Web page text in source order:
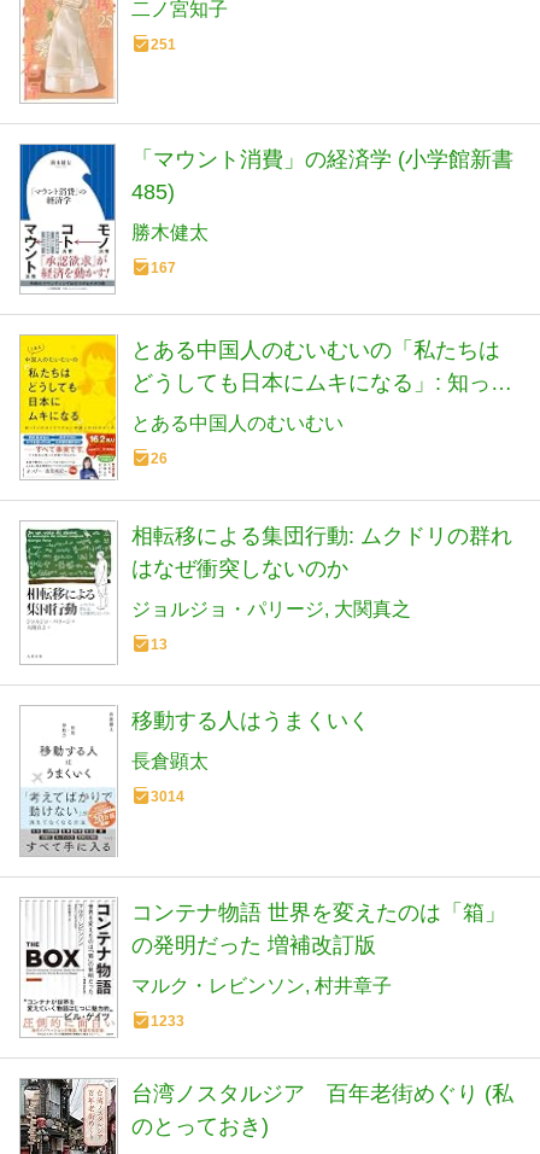
二ノ宮知子
251
「マウント消費」の経済学 (小学館新書
485)
勝木健太
167
とある中国人のむいむいの「私たちは
どうしても日本にムキになる」: 知って
いればイラつかない中国人の39のホン
ネ
とある中国人のむいむい
26
相転移による集団行動: ムクドリの群れ
はなぜ衝突しないのか
ジョルジョ・パリージ 大関真之
13
移動する人はうまくいく
長倉顕太
3014
コンテナ物語 世界を変えたのは「箱」
の発明だった 増補改訂版
マルク・レビンソン 村井章子
1233
台湾ノスタルジア 百年老街めぐり (私
のとっておき)